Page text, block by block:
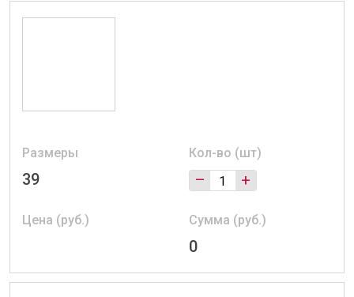
Размеры
39
Кол-во (шт)
– +
Цена (руб.) Сумма (руб.)
0